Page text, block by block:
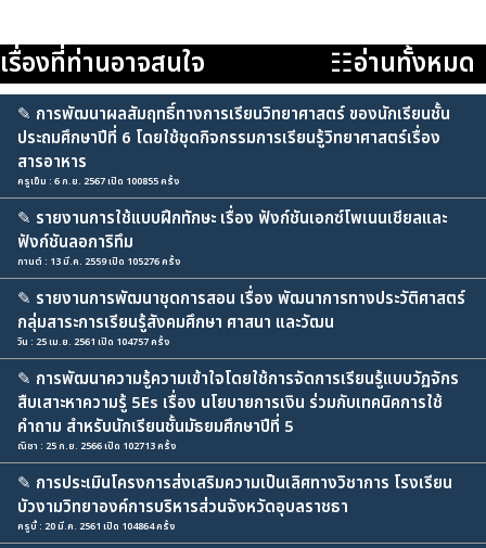
เรื่องที่ท่านอาจสนใจ ☷อ่านทั้งหมด
✎ การพัฒนาผลสัมฤทธิ์ทางการเรียนวิทยาศาสตร์ ของนักเรียนชั้น
ประถมศึกษาปีที่ 6 โดยใช้ชุดกิจกรรมการเรียนรู้วิทยาศาสตร์เรื่อง
สารอาหาร
ครูเข็ม : 6 ก.ย. 2567 เปิด 100855 ครั้ง
✎ รายงานการใช้แบบฝึกทักษะ เรื่อง ฟังก์ชันเอกซ์โพเนนเชียลและ
ฟังก์ชันลอการิทึม
กานต์ : 13 มี.ค. 2559 เปิด 105276 ครั้ง
✎ รายงานการพัฒนาชุดการสอน เรื่อง พัฒนาการทางประวัติศาสตร์
กลุ่มสาระการเรียนรู้สังคมศึกษา ศาสนา และวัฒน
วิน : 25 เม.ย. 2561 เปิด 104757 ครั้ง
✎ การพัฒนาความรู้ความเข้าใจโดยใช้การจัดการเรียนรู้แบบวัฏจักร
สืบเสาะหาความรู้ 5Es เรื่อง นโยบายการเงิน ร่วมกับเทคนิคการใช้
คำถาม สำหรับนักเรียนชั้นมัธยมศึกษาปีที่ 5
ณิชา : 25 ก.ย. 2566 เปิด 102713 ครั้ง
✎ การประเมินโครงการส่งเสริมความเป็นเลิศทางวิชาการ โรงเรียน
บัวงามวิทยาองค์การบริหารส่วนจังหวัดอุบลราชธา
ครูบี้ : 20 มี.ค. 2561 เปิด 104864 ครั้ง